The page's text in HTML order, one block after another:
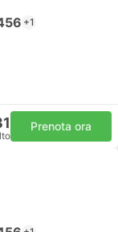
+1
Prenota ora